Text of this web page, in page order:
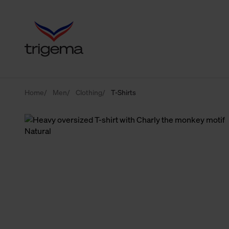
Home Men Clothing T-Shirts